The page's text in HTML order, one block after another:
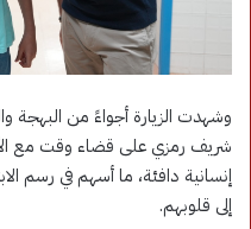
وشهدت الزيارة أجواءً من
شريف رمزي على قضاء وقت مع
إنسانية دافئة، ما أسهم في رسم
إلى قلوبهم.